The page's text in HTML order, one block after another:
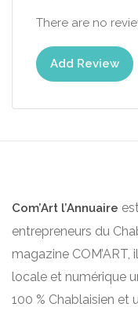
There are no
Add Review
Com’Art l’Annuaire
entrepreneurs du
magazine
locale et numérique
100 % Chablaisien et